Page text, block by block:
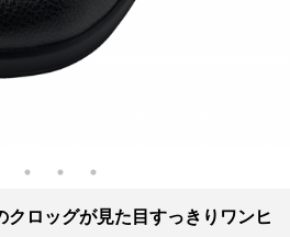
ロッグが見た目すっきりワンヒ